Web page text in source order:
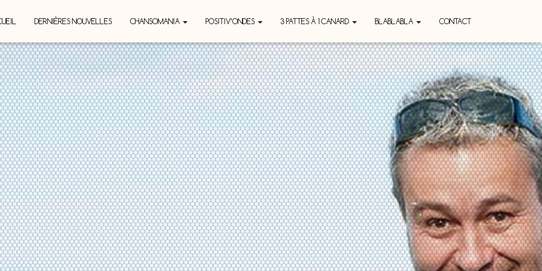
DERNIÈRES NOUVELLES CHANSOMANIA POSITIV’ONDES 3 PATTES À 1 CANARD BLABLABLA CONTACT